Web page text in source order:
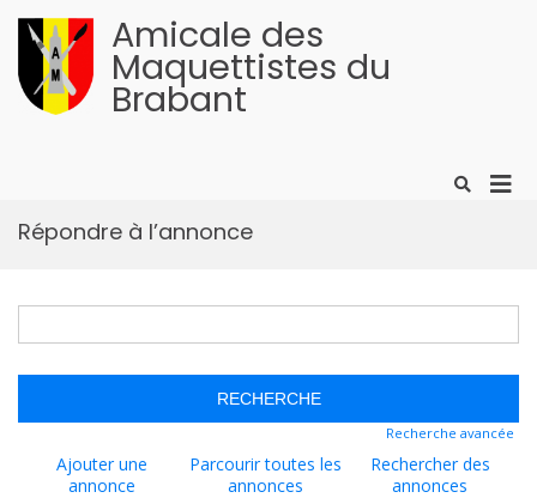
contenu
Amicale des
Maquettistes du
Brabant
Afficher
Répondre à l’annonce
Rechercher:
Recherche avancée
Ajouter une
annonce
Parcourir toutes les
annonces
Rechercher des
annonces